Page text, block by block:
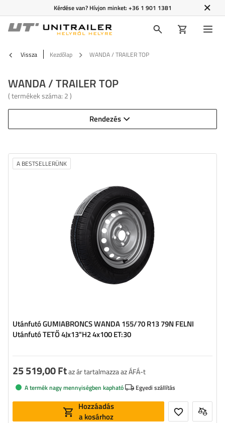
Kérdése van? Hívjon minket:+36 1 901 1381
Vissza Kezdőlap WANDA / TRAILER TOP
WANDA / TRAILER TOP
( termékek száma: 2)
Rendezés
A BESTSELLERÜNK
Utánfutó GUMIABRONCS WANDA 155/70 R13 79N FELNI
Utánfutó TETŐ 4Jx13"H2 4x100 ET:30
Gumiabroncs szélessége:
4x100
30
25 519,00 Ftaz ár tartalmazza az ÁFÁ-t
A termék nagy mennyiségben kapható Egyedi szállítás
Hozzáadás
a kosárhoz